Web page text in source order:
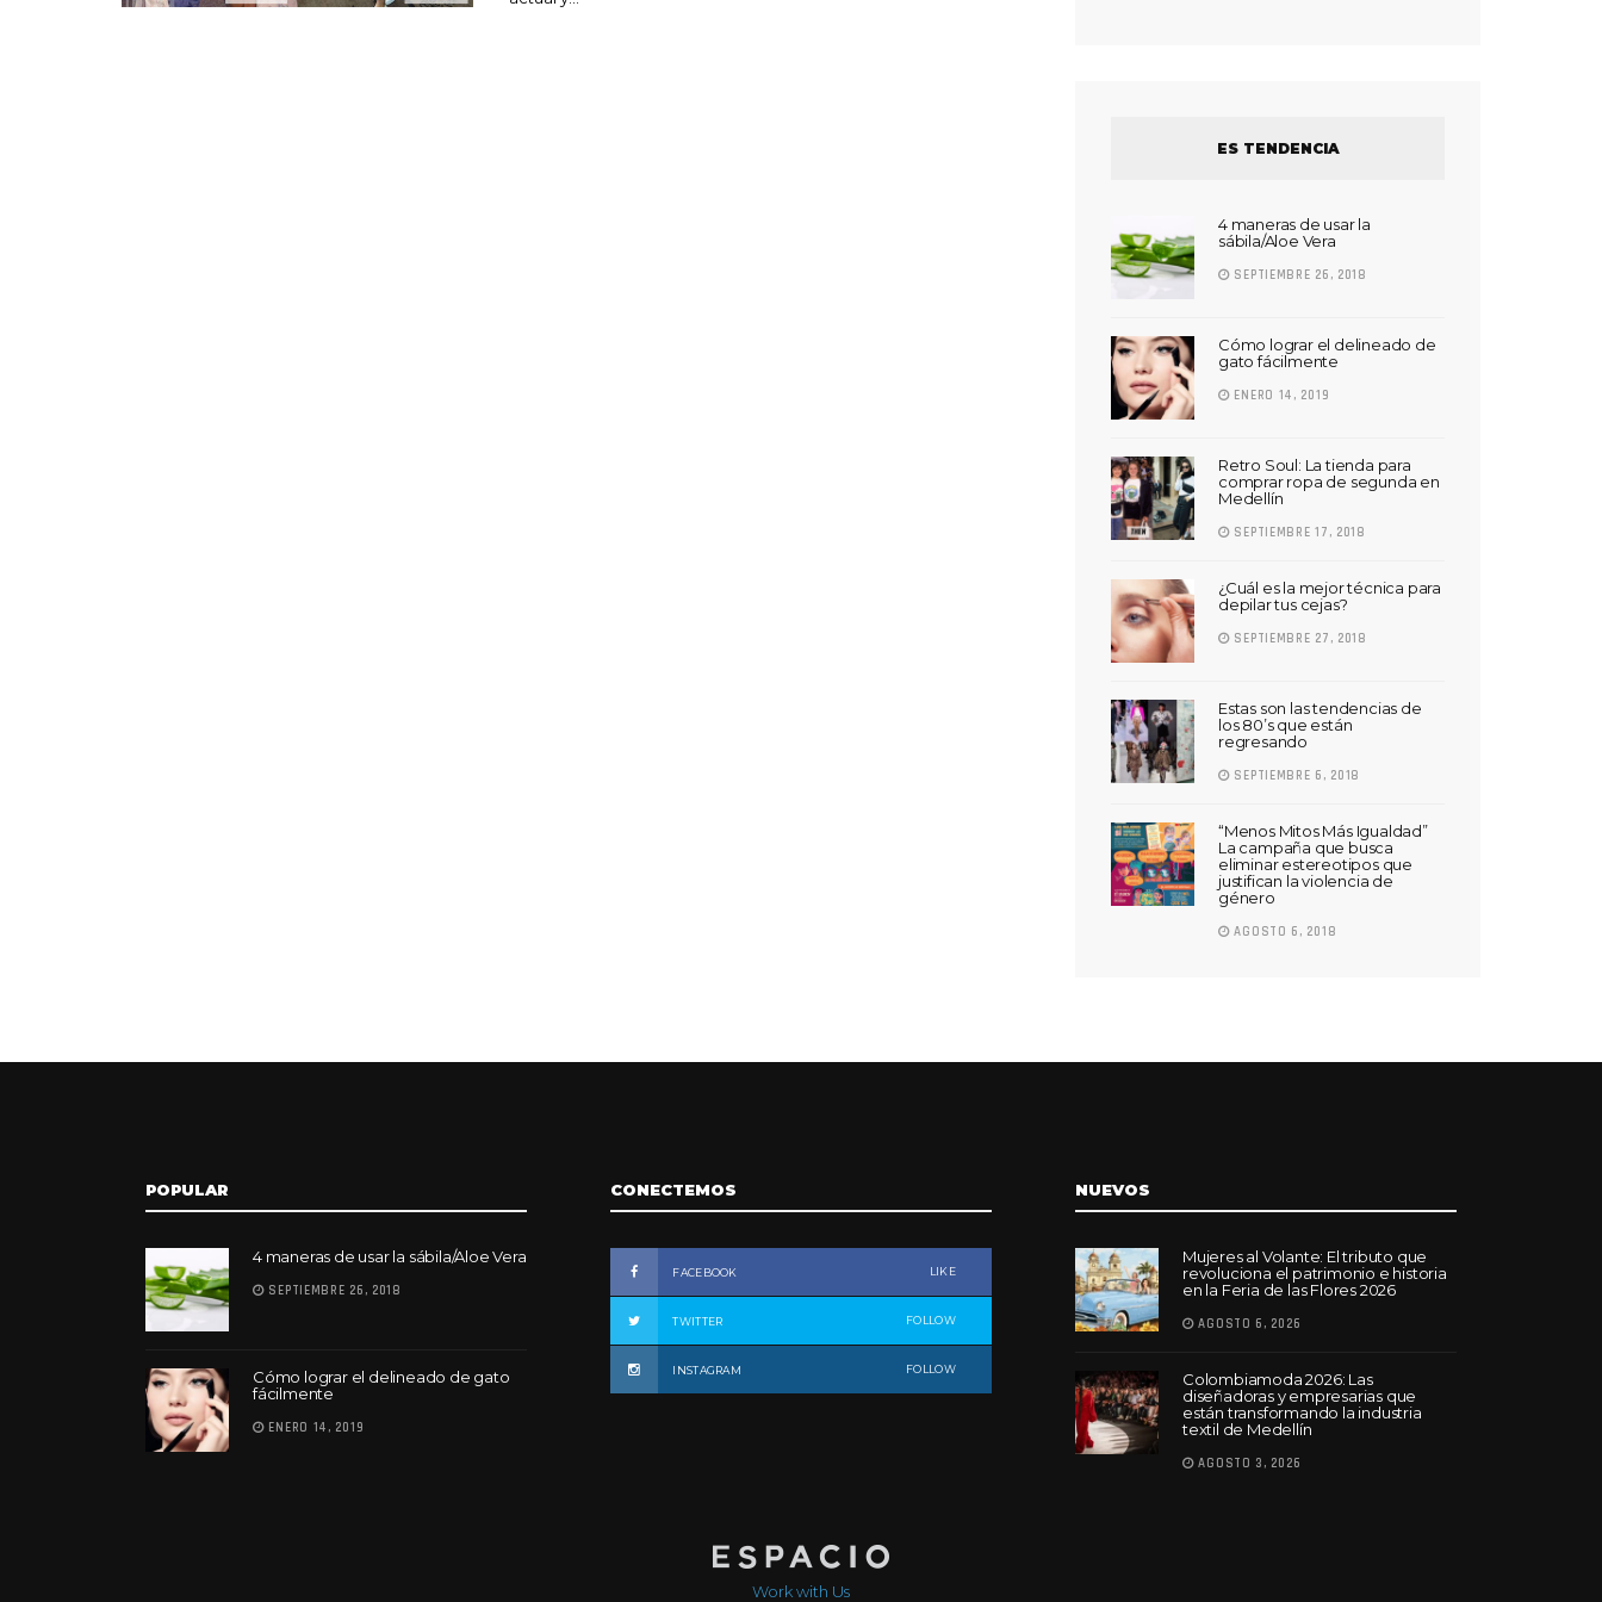
ES TENDENCIA
4 maneras de usar la
sábila/Aloe Vera
SEPTIEMBRE 26, 2018
Cómo lograr el delineado de
gato fácilmente
ENERO 14, 2019
Retro Soul: La tienda para
comprar ropa de segunda en
Medellín
SEPTIEMBRE 17, 2018
¿Cuál es la mejor técnica para
depilar tus cejas?
SEPTIEMBRE 27, 2018
Estas son las tendencias de
los 80’s que están
regresando
SEPTIEMBRE 6, 2018
“Menos Mitos Más Igualdad”
La campaña que busca
eliminar estereotipos que
justifican la violencia de
género
AGOSTO 6, 2018
POPULAR
4 maneras de usar la sábila/Aloe Vera
SEPTIEMBRE 26, 2018
Cómo lograr el delineado de gato
fácilmente
ENERO 14, 2019
CONECTEMOS
FACEBOOK LIKE
TWITTER FOLLOW
INSTAGRAM FOLLOW
NUEVOS
Mujeres al Volante: El tributo que
revoluciona el patrimonio e historia
en la Feria de las Flores 2026
AGOSTO 6, 2026
Colombiamoda 2026: Las
diseñadoras y empresarias que
están transformando la industria
textil de Medellín
AGOSTO 3, 2026
Work with Us